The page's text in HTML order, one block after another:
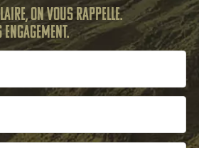
on vous rappelle.